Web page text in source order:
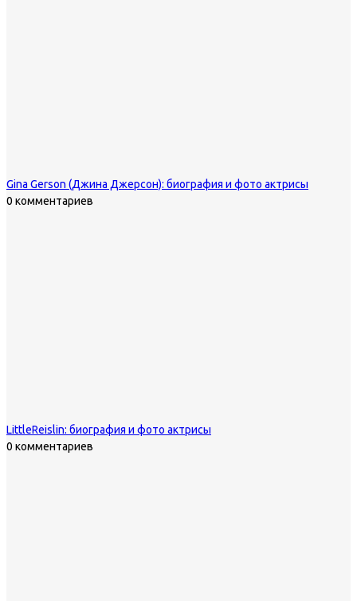
Gina Gerson (Джина Джерсон): биография и фото актрисы
0 комментариев
LittleReislin: биография и фото актрисы
0 комментариев